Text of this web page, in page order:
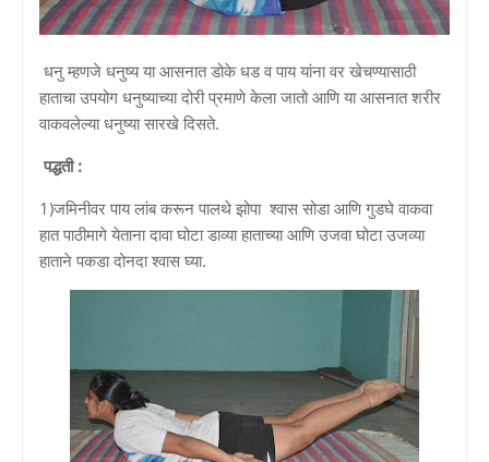
धनु म्हणजे धनुष्य या आसनात डोके धड व पाय यांना वर खेचण्यासाठी
हाताचा उपयोग धनुष्याच्या दोरी प्रमाणे केला जातो आणि या आसनात शरीर
वाकवलेल्या धनुष्या सारखे दिसते.
पद्धती :
1)जमिनीवर पाय लांब करून पालथे झोपा श्वास सोडा आणि गुडघे वाकवा
हात पाठीमागे येताना दावा घोटा डाव्या हाताच्या आणि उजवा घोटा उजव्या
हाताने पकडा दोनदा श्वास घ्या.